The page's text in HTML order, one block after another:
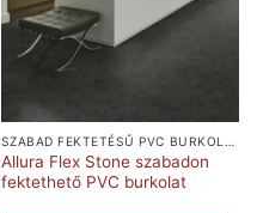
SZABAD FEKTETÉSŰ PVC BURKOLAT
Allura Flex Stone szabadon
fektethető PVC burkolat